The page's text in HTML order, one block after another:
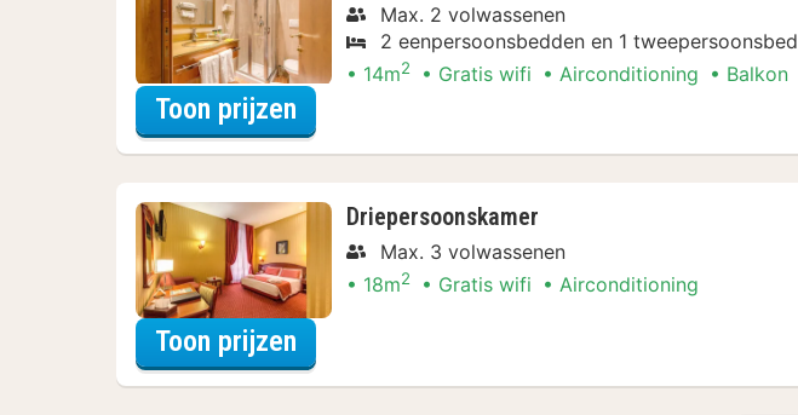
Max. 2 volwassenen
2 eenpersoonsbedden en 1 tweepersoonsbed
14m2 Gratis wifi Airconditioning Balkon
Toon prijzen
Driepersoonskamer
Max. 3 volwassenen
18m2 Gratis wifi Airconditioning
Toon prijzen